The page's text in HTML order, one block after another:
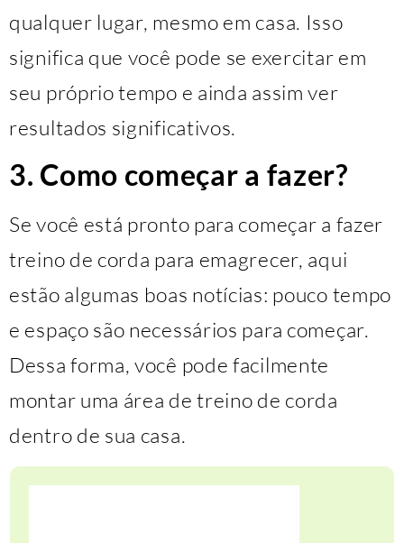
qualquer lugar, mesmo em casa. Isso
significa que você pode se exercitar em
seu próprio tempo e ainda assim ver
resultados significativos.
3. Como começar a fazer?
Se você está pronto para começar a fazer
treino de corda para emagrecer, aqui
estão algumas boas notícias: pouco tempo
e espaço são necessários para começar.
Dessa forma, você pode facilmente
montar uma área de treino de corda
dentro de sua casa.